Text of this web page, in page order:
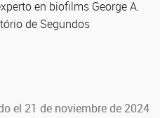
en biofilms George A.
de Segundos
el 21 de noviembre de 2024